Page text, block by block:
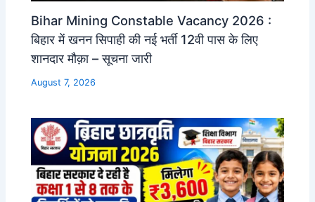
Bihar Mining Constable Vacancy 2026 :
बिहार में खनन सिपाही की नई भर्ती 12वी पास के लिए
शानदार मौक़ा – सूचना जारी
August 7, 2026